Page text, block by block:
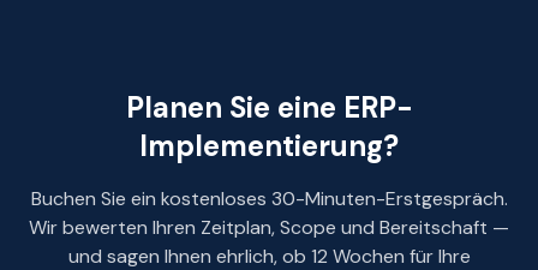
Planen Sie eine ERP-
Implementierung?
Buchen Sie ein kostenloses 30-Minuten-Erstgespräch.
Wir bewerten Ihren Zeitplan, Scope und Bereitschaft —
und sagen Ihnen ehrlich, ob 12 Wochen für Ihre